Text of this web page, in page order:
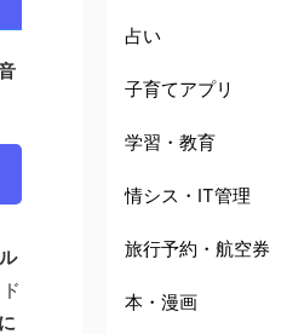
占い
子育てアプリ
学習・教育
情シス・IT管理
旅行予約・航空券
本・漫画